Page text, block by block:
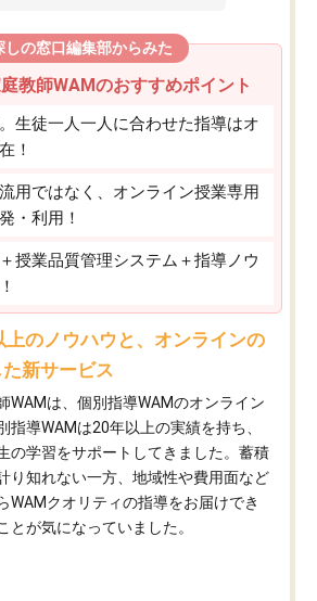
しの窓口編集部からみた
教師WAMのおすすめポイント
生徒一人一人に合わせた指導はオ
！
用ではなく、オンライン授業専用
・利用！
授業品質管理システム＋指導ノウ
のノウハウと、オンラインの
新サービス
WAMは、個別指導WAMのオンライン
指導WAMは20年以上の実績を持ち、
の学習をサポートしてきました。蓄積
り知れない一方、地域性や費用面など
WAMクオリティの指導をお届けでき
とが気になっていました。